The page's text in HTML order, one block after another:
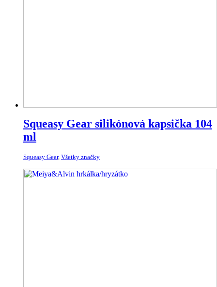
Squeasy Gear silikónová kapsička 104
ml
Squeasy Gear, Všetky značky